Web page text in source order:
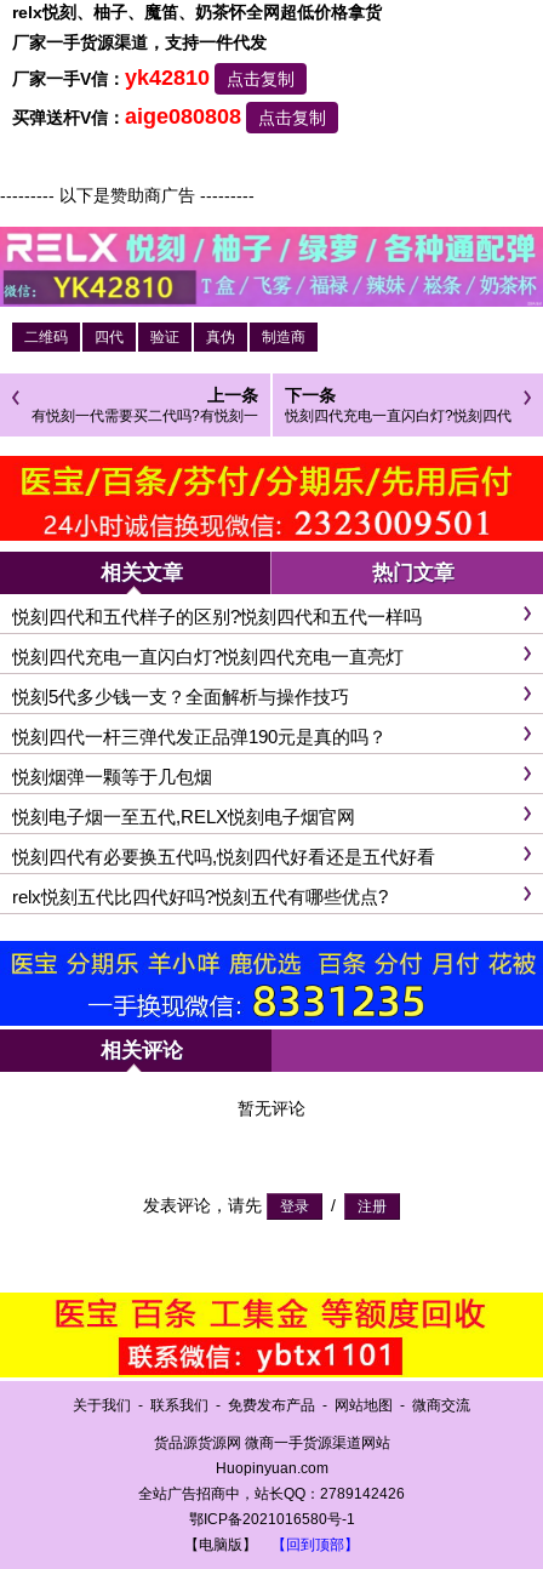
relx悦刻、柚子、魔笛、奶茶怀全网超低价格拿货
厂家一手货源渠道，支持一件代发
厂家一手V信： yk42810
点击复制
买弹送杆V信： aige080808 点击复制
--------- 以下是赞助商广告 ---------
二维码 四代 验证 真伪 制造商
上一条
有悦刻一代需要买二代吗?有悦刻一
代还有必要买三代吗
下一条
悦刻四代充电一直闪白灯?悦刻四代
充电一直亮灯
相关文章 热门文章
悦刻四代和五代样子的区别?悦刻四代和五代一样吗
悦刻四代充电一直闪白灯?悦刻四代充电一直亮灯
悦刻5代多少钱一支？全面解析与操作技巧
悦刻四代一杆三弹代发正品弹190元是真的吗？
悦刻烟弹一颗等于几包烟
悦刻电子烟一至五代,RELX悦刻电子烟官网
悦刻四代有必要换五代吗,悦刻四代好看还是五代好看
relx悦刻五代比四代好吗?悦刻五代有哪些优点?
相关评论
暂无评论
发表评论，请先 /
关于我们 - 联系我们 - 免费发布产品 - 网站地图 - 微商交流
货品源货源网 微商一手货源渠道网站
Huopinyuan.com
全站广告招商中，站长QQ：2789142426
鄂ICP备2021016580号-1
【电脑版】
【回到顶部】